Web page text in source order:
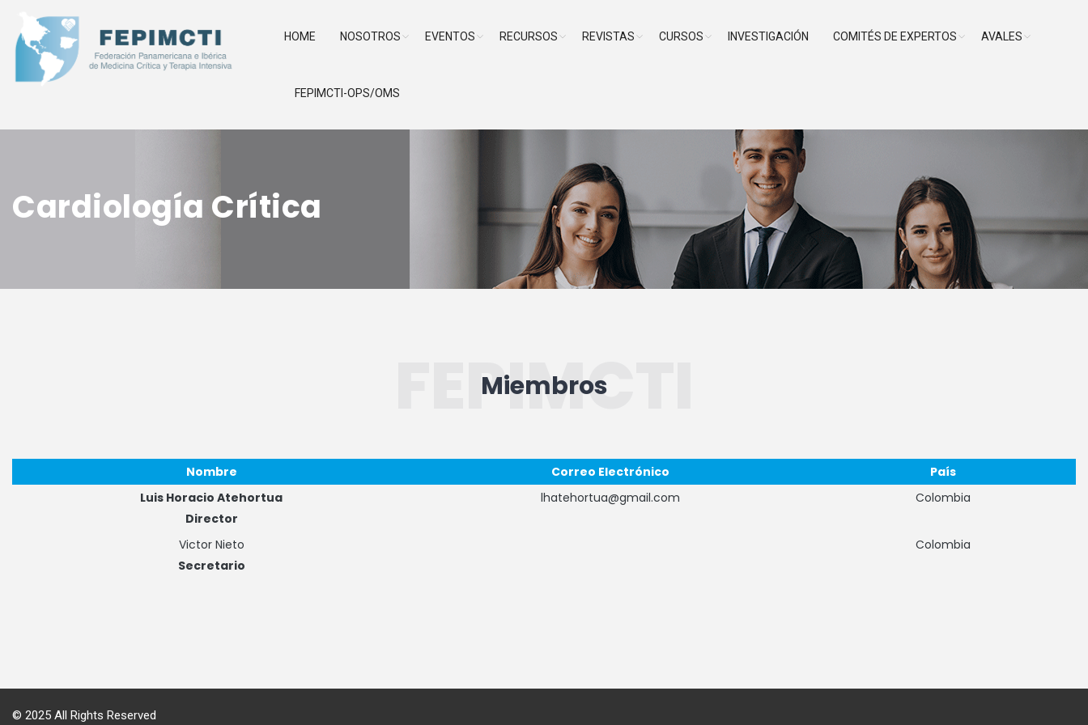
HOME NOSOTROS EVENTOS RECURSOS REVISTAS CURSOS INVESTIGACIÓN COMITÉS DE EXPERTOS AVALES
FEPIMCTI-OPS/OMS
Cardiología Crítica
FEPIMCTI
Miembros
Nombre Correo Electrónico
País
Luis Horacio Atehortua
Director
lhatehortua@gmail.com Colombia
Victor Nieto
Secretario
Colombia
© 2025 All Rights Reserved